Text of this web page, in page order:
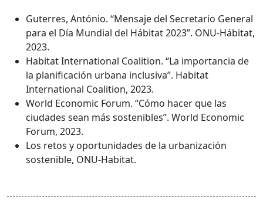
Guterres, António. “Mensaje del Secretario General
para el Día Mundial del Hábitat 2023”. ONU-Hábitat,
2023.
Habitat International Coalition. “La importancia de
la planificación urbana inclusiva”. Habitat
International Coalition, 2023.
World Economic Forum. “Cómo hacer que las
ciudades sean más sostenibles”. World Economic
Forum, 2023.
Los retos y oportunidades de la urbanización
sostenible, ONU-Habitat.